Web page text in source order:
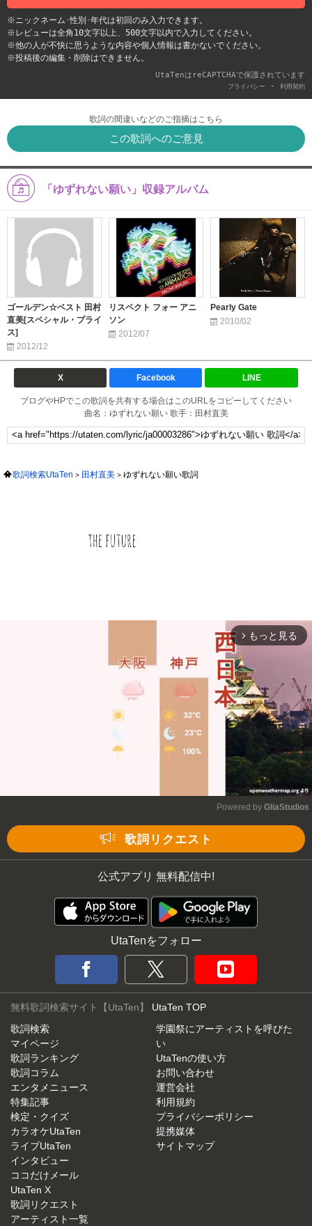
※ニックネーム･性別･年代は初回のみ入力できます。
※レビューは全角10文字以上、500文字以内で入力してください。
※他の人が不快に思うような内容や個人情報は書かないでください。
※投稿後の編集・削除はできません。
UtaTenはreCAPTCHAで保護されています
プライバシー - 利用契約
歌詞の間違いなどのご指摘はこちら
この歌詞へのご意見
「ゆずれない願い」収録アルバム
ゴールデン☆ベスト 田村
直美[スペシャル・プライ
ス]
2012/12
リスペクト フォー アニ
ソン
2012/07
Pearly Gate
2010/02
X Facebook LINE
ブログやHPでこの歌詞を共有する場合はこのURLをコピーしてください
曲名：ゆずれない願い 歌手：田村直美
歌詞検索UtaTen 田村直美 ゆずれない願い歌詞
arrow_forward_ios もっと見る
Powered by GliaStudios
歌詞リクエスト
公式アプリ 無料配信中!
UtaTenをフォロー
無料歌詞検索サイト【UtaTen】 UtaTen TOP
歌詞検索
マイページ
歌詞ランキング
歌詞コラム
エンタメニュース
特集記事
検定・クイズ
カラオケUtaTen
ライブUtaTen
インタビュー
ココだけメール
UtaTen X
歌詞リクエスト
アーティスト一覧
学園祭にアーティストを呼びた
い
UtaTenの使い方
お問い合わせ
運営会社
利用規約
プライバシーポリシー
提携媒体
サイトマップ